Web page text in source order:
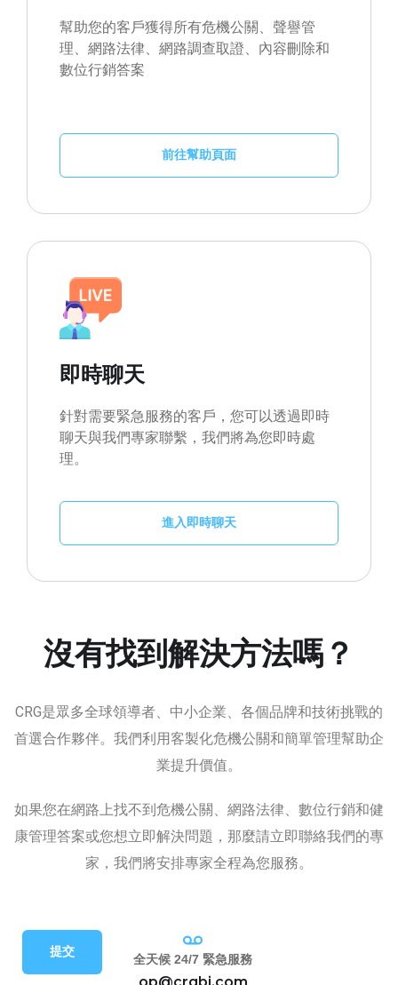
幫助您的客戶獲得所有危機公關、聲譽管
理、網路法律、網路調查取證、內容刪除和
數位行銷答案
前往幫助頁面
即時聊天
針對需要緊急服務的客戶，您可以透過即時
聊天與我們專家聯繫，我們將為您即時處
理。
進入即時聊天
沒有找到解決方法嗎？
CRG是眾多全球領導者、中小企業、各個品牌和技術挑戰的
首選合作夥伴。我們利用客製化危機公關和簡單管理幫助企
業提升價值。
如果您在網路上找不到危機公關、網路法律、數位行銷和健
康管理答案或您想立即解決問題，那麼請立即聯絡我們的專
家，我們將安排專家全程為您服務。
提交 全天候 24/7 緊急服務
op@crgbj.com